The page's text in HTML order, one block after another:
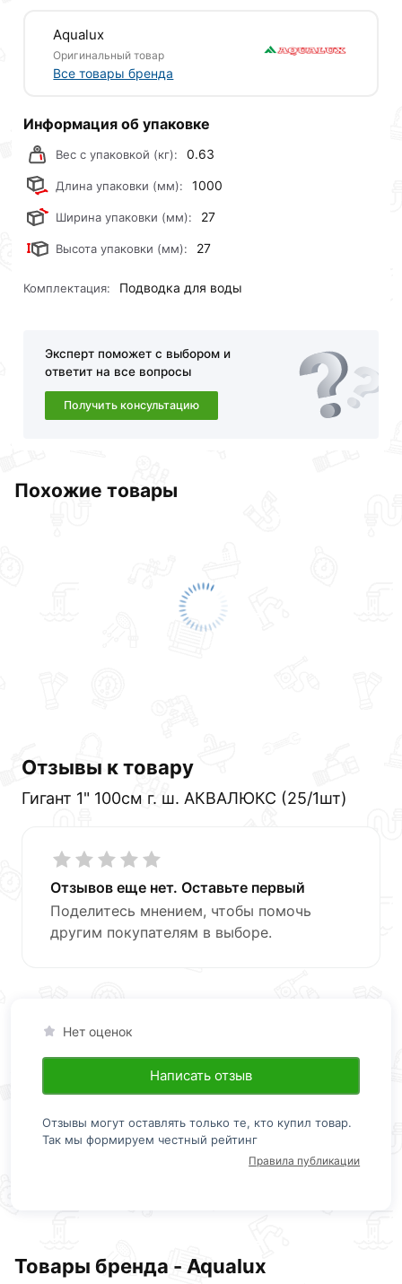
Aqualux
Оригинальный товар
Все товары бренда
Информация об упаковке
Вес с упаковкой (кг): 0.63
Длина упаковки (мм): 1000
Ширина упаковки (мм): 27
Высота упаковки (мм): 27
Комплектация: Подводка для воды
Эксперт поможет с выбором и
ответит на все вопросы
Получить консультацию
Похожие товары
Отзывы к товару
Гигант 1" 100см г. ш. АКВАЛЮКС (25/1шт)
Отзывов еще нет. Оставьте первый
Поделитесь мнением, чтобы помочь
другим покупателям в выборе.
Нет оценок
Написать отзыв
Отзывы могут оставлять только те, кто купил товар.
Так мы формируем честный рейтинг
Правила публикации
Товары бренда - Aqualux